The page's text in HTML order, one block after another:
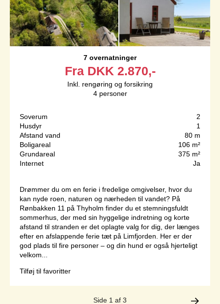
7 overnatninger
Fra DKK 2.870,-
Inkl. rengøring og forsikring
4 personer
Soverum
2
Husdyr
1
Afstand vand
80 m
Boligareal
106 m²
Grundareal
375 m²
Internet
Ja
Drømmer du om en ferie i fredelige omgivelser, hvor du
kan nyde roen, naturen og nærheden til vandet? På
Rønbakken 11 på Thyholm finder du et stemningsfuldt
sommerhus, der med sin hyggelige indretning og korte
afstand til stranden er det oplagte valg for dig, der længes
efter en afslappende ferie tæt på Limfjorden. Her er der
god plads til fire personer – og din hund er også hjerteligt
velkom...
Tilføj til favoritter
Side 1 af 3